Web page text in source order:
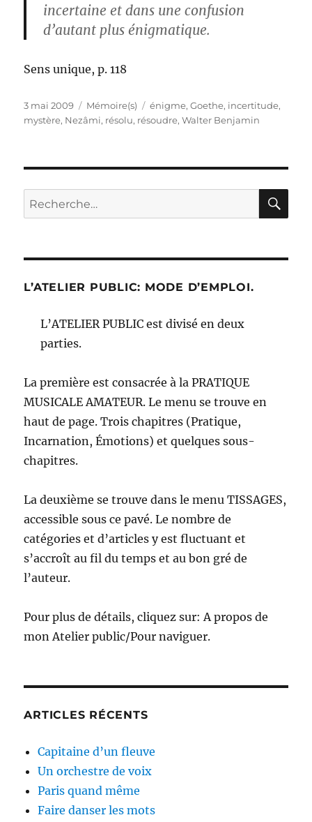
incertaine et dans une confusion
d’autant plus énigmatique.
Sens unique, p. 118
Publié
le
3 mai 2009 Catégories
Mémoire(s) Étiquettes
énigme,Goethe, incertitude,
mystère, Nezâmi, résolu, résoudre,Walter Benjamin
Recherche
pour :
L’ATELIER PUBLIC: MODE D’EMPLOI.
L’ATELIER PUBLIC est divisé en deux
parties.
La première est consacrée à la PRATIQUE
MUSICALE AMATEUR. Le menu se trouve en
haut de page. Trois chapitres (Pratique,
Incarnation, Émotions) et quelques sous-
chapitres.
La deuxième se trouve dans le menu TISSAGES,
accessible sous ce pavé. Le nombre de
catégories et d’articles y est fluctuant et
s’accroît au fil du temps et au bon gré de
l’auteur.
Pour plus de détails, cliquez sur: A propos de
mon Atelier public/Pour naviguer.
ARTICLES RÉCENTS
Capitaine d’un fleuve
Un orchestre de voix
Paris quand même
Faire danser les mots